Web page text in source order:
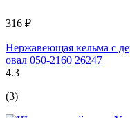
316 ₽
Нержавеющая кельма с
овал 050-2160 26247
4.3
(3)